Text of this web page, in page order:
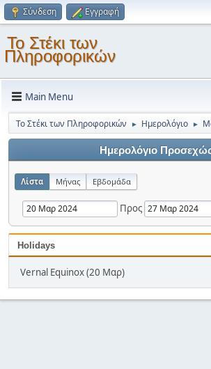
Σύνδεση Εγγραφή
Το Στέκι των
Πληροφορικών
Main Menu
Το Στέκι των Πληροφορικών ► Ημερολόγιο ►
Ημερολόγιο
Λίστα Μήνας Εβδομάδα
Προς
Holidays
Vernal Equinox (20 Μαρ)